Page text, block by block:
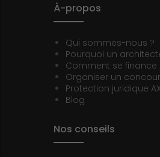
À-propos
Qui sommes-nous ?
Pourquoi un
Comment se finance
Organiser un
Protection juridique
Blog
Nos conseils